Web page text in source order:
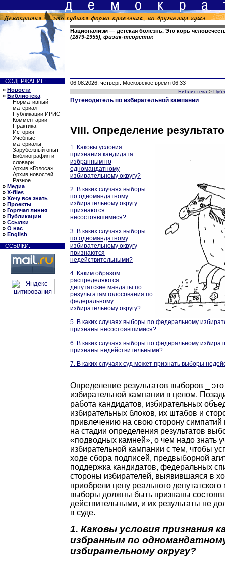
Национализм — детская болезнь. Это корь
(1879-1955), физик-теоретик
СОДЕРЖАНИЕ:
» Новости
» Библиотека
Нормативный
материал
Публикации ИРИС
Комментарии
Практика
История
Учебные
материалы
Зарубежный опыт
Библиография и
словари
Архив «Голоса»
Архив новостей
Разное
» Медиа
» X-files
» Хочу все знать
» Проекты
» Горячая линия
» Публикации
» Ссылки
» О нас
» English
ССЫЛКИ:
06.08.2026, четверг. Московское время 06:33
Библиотека >
Путеводитель по избирательной кампании
VIII. Определение
1. Каковы условия
признания кандидата
избранным по
одномандатному
избирательному округу?
2. В каких случаях выборы
по одномандатному
избирательному округу
признаются
несостоявшимися?
3. В каких случаях выборы
по одномандатному
избирательному округу
признаются
недействительными?
4. Каким образом
распределяются
депутатские мандаты по
результатам голосования по
федеральному
избирательному округу?
5. В каких случаях выборы по федеральному
признаны несостоявшимися?
6. В каких случаях выборы по федеральному
признаны недействительными?
7. В каких случаях суд может признать выборы
Определение результатов выборов _
избирательной кампании в целом.
работа кандидатов, избирательных
избирательных блоков, их штабов и
привлечению на свою сторону симпатий
на стадии определения результатов
«подводных камней», о чем надо знать
избирательной кампании с тем, чтобы
ходе сбора подписей, предвыборной
поддержка кандидатов, федеральных
стороны избирателей, выявившаяся в
приобрели цену реального
выборы должны быть признаны
действительными, и их результаты не
в суде.
1. Каковы условия признания
избранным по
избирательному округу?